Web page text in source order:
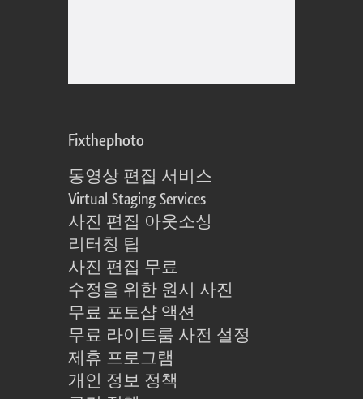
Fixthephoto
동영상 편집 서비스
Virtual Staging Services
사진 편집 아웃소싱
리터칭 팁
사진 편집 무료
수정을 위한 원시 사진
무료 포토샵 액션
무료 라이트룸 사전 설정
제휴 프로그램
개인 정보 정책